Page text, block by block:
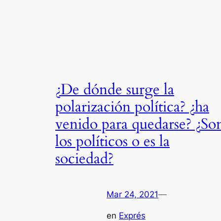
¿De dónde surge la
polarización política? ¿ha
venido para quedarse?
los políticos o es la
sociedad?
Mar 24, 2021—
en Exprés